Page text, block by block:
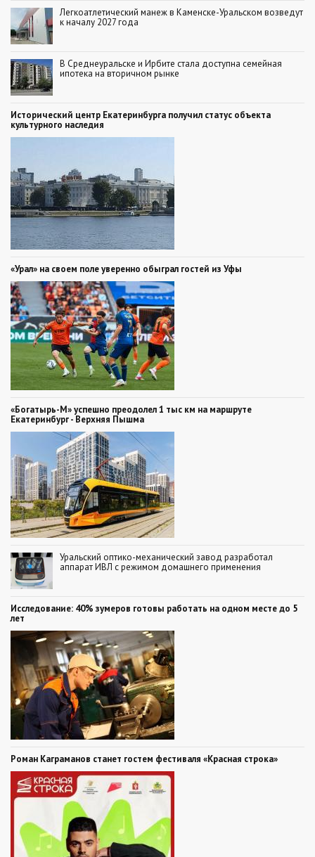
Легкоатлетический манеж в Каменске-Уральском возведут
к началу 2027 года
В Среднеуральске и Ирбите стала доступна семейная
ипотека на вторичном рынке
Исторический центр Екатеринбурга получил статус объекта
культурного наследия
«Урал» на своем поле уверенно обыграл гостей из Уфы
«Богатырь-М» успешно преодолел 1 тыс км на маршруте
Екатеринбург - Верхняя Пышма
Уральский оптико-механический завод разработал
аппарат ИВЛ с режимом домашнего применения
Исследование: 40% зумеров готовы работать на одном месте до 5
лет
Роман Каграманов станет гостем фестиваля «Красная строка»